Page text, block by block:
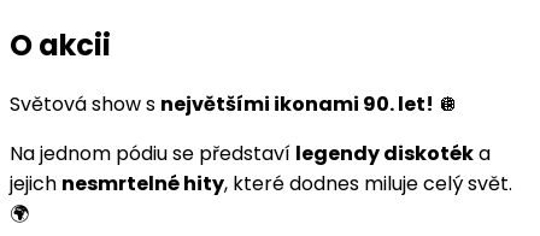
O akcii
Světová show s největšími ikonami 90. let! 🪩
Na jednom pódiu se představí legendy diskotéka
jejich nesmrtelné hity, které dodnes miluje celý svět.
🌍